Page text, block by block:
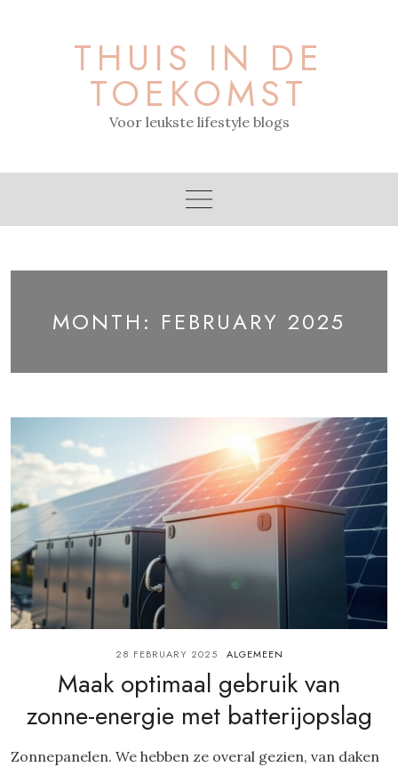
THUIS IN DE
TOEKOMST
Voor leukste lifestyle blogs
MONTH: FEBRUARY 2025
28 FEBRUARY 2025 ALGEMEEN
Maak optimaal gebruik van
zonne-energie met batterijopslag
Zonnepanelen. We hebben ze overal gezien, van daken